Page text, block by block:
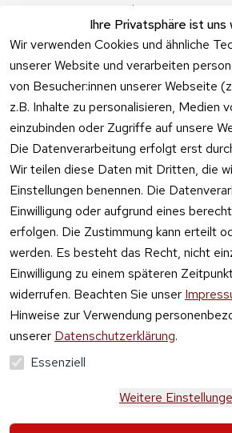
Ihre Privatsphäre ist uns
Wir verwenden Cookies und ähnliche
unserer Website und verarbeiten
von Besucher:innen unserer Webseite
z.B. Inhalte zu personalisieren, Medien
einzubinden oder Zugriffe auf unsere
Die Datenverarbeitung erfolgt erst
Wir teilen diese Daten mit Dritten, die
Einstellungen benennen. Die
Einwilligung oder aufgrund eines
erfolgen. Die Zustimmung kann erteilt
werden. Es besteht das Recht, nicht
Einwilligung zu einem späteren
widerrufen. Beachten Sie unser
Hinweise zur Verwendung
unserer Datenschutzerklärung.
Essenziell
Weitere
Angebote
Feuerwerk
Online kaufen
Vertrag
widerrufen